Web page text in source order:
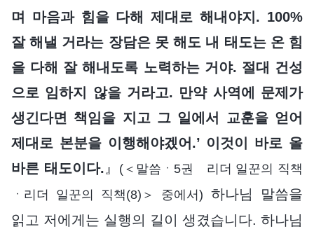
며 마음과 힘을 다해 제대로 해내야지. 100%
잘 해낼 거라는 장담은 못 해도 내 태도는 온 힘
을 다해 잘 해내도록 노력하는 거야. 절대 건성
으로 임하지 않을 거라고. 만약 사역에 문제가
생긴다면 책임을 지고 그 일에서 교훈을 얻어
제대로 본분을 이행해야겠어.’ 이것이 바로 올
바른 태도이다. 』
(＜말씀ㆍ5권 리더 일꾼의 직책
ㆍ리더 일꾼의 직책(8)＞ 중에서) 하나님 말씀을
읽고 저에게는 실행의 길이 생겼습니다. 하나님